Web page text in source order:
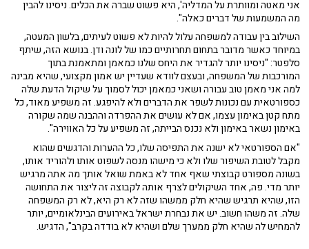
אני מאטה ומוותרת על המדליה', היא פשוט שברה את הכלים. ניסינו להבין
מה המשמעות של דברים כאלה".
השילוב בין עבודה למשפחה עלול להיות לא פשוט לעיתים, בלשון המעטה,
במיוחד כאשר מדובר בתחום תחרותיים כמו של לונה ודן. בנושא הזה, שיתף
סלפטר: "ניסינו יותר להגדיר את היחס שלנו כמאמן ומתאמנת בתוך
המורכבות של המשפחה, ובעצם לוודא שעדיין יש אמון מקצועי, שהיא מבינה
למה אני מאמן טוב עבורה ושאני כמאמן יכול לסמוך על שיקול הדעת שלה
כספורטאית עם נכונות לשפר את הדברים ולא להיפגע. זה משפיע מאוד, כל
מתח קטן באימון עצמו, אם לא עושים את ההפרדה וההבנה שמה שקורה
באימון נשאר באימון ולא נכנס הבייתה, זה משפיע על כל האווירה".
"אם הספורטאי לא ישנה את התפיסה שלו, כל ההערות והדגשים שהוא
מקבל לטובת השיפור שלו ולא כי מישהו מנסה לשפוט אותו ולהוריד אותו,
בשונה מספורט קבוצתי שאף אחד לא באמת שואל אותך מה אתה מרגיש
יותר מדי. פה, אחד השיקולים לצרף אותה לקבוצה זה ליצור את התחושה
הזו, שהיא תרגיש שהיא חלק ממשהו שזה לא רק היא, לא רק המשפחה
שלה. זה משהו חשוב. יש את נבחרת ישראל באירועים הבינלאומיים, יותר
להמחיש לה שהיא חלק ממערך שלם ושהיא לא בודדה בקרב", הדגיש.